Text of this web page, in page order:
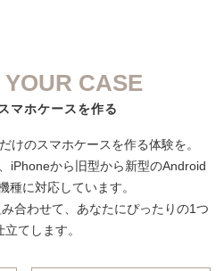
CASE
マホケースを作る
けのスマホケースを作る体験を。
iPhoneから旧型から新型のAndroid
種に対応しています。
合わせて、あなたにぴったりの1つ
立てします。